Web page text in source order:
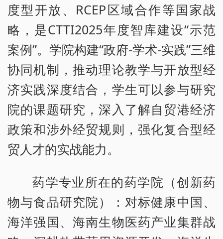
度型开放、RCEP区域合作等国家战
略，是CTTI2025年度智库建设“示范
案例”。学院构建“政府-学术-实践”三维
协同机制，推动理论教学与开放型经
济实践深度结合，学生可以参与研究
院的课题研究，深入了解自贸港经济
政策和涉外经贸规则，强化复合型经
贸人才的实战能力。
药学专业所在的药学院（创新药
物与食品研究院）：对标健康中国、
海洋强国、海南生物医药产业集群战